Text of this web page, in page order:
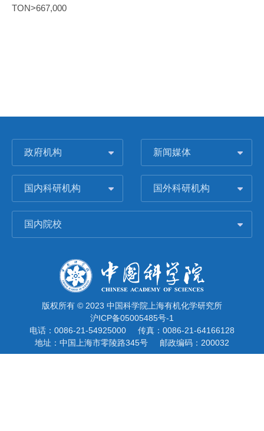
TON>667,000
政府机构 新闻媒体
国内科研机构 国外科研机构
国内院校
版权所有 © 2023 中国科学院上海有机化学研究所
沪ICP备05005485号-1
电话：0086-21-54925000
传真：0086-21-64166128
地址：中国上海市零陵路345号
邮政编码：200032